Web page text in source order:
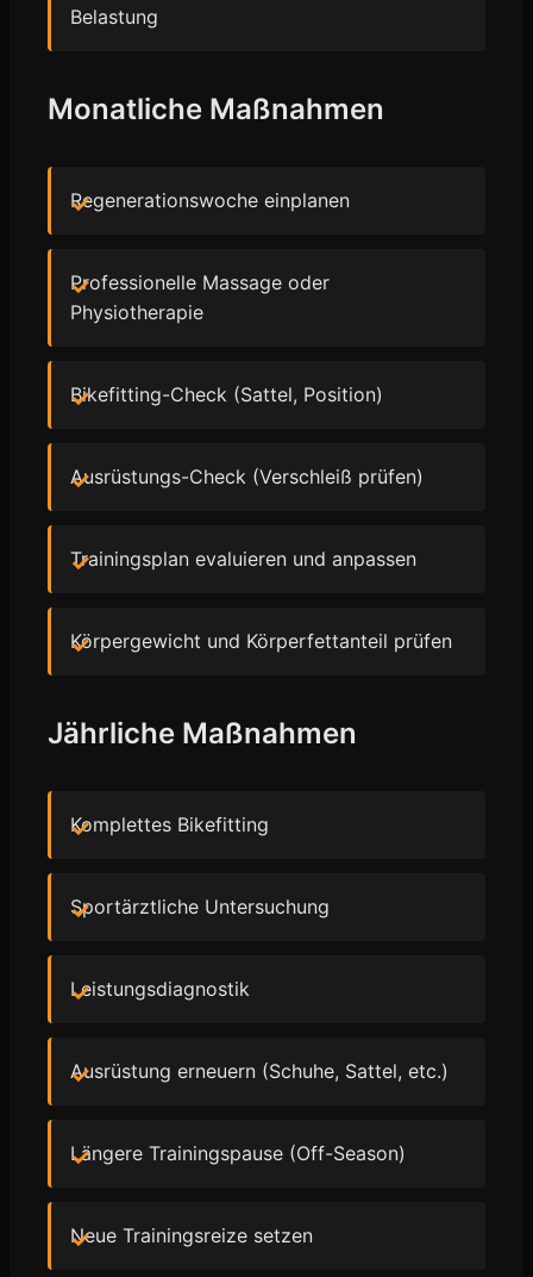
Belastung
Monatliche Maßnahmen
Regenerationswoche einplanen
Professionelle Massage oder
Physiotherapie
Bikefitting-Check (Sattel, Position)
Ausrüstungs-Check (Verschleiß prüfen)
Trainingsplan evaluieren und anpassen
Körpergewicht und Körperfettanteil prüfen
Jährliche Maßnahmen
Komplettes Bikefitting
Sportärztliche Untersuchung
Leistungsdiagnostik
Ausrüstung erneuern (Schuhe, Sattel, etc.)
Längere Trainingspause (Off-Season)
Neue Trainingsreize setzen